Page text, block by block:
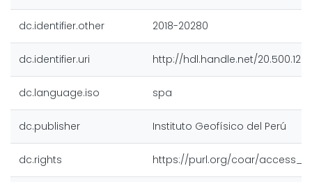
dc.identifier.other 2018-20280
dc.identifier.uri http://hdl.handle.net/
dc.language.iso spa
dc.publisher Instituto Geofísico del Perú
dc.rights https://purl.org/coar/